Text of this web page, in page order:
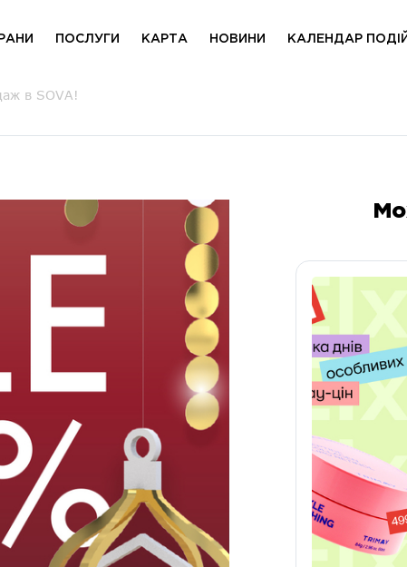
ПОСЛУГИ КАРТА НОВИНИ КАЛЕНДАР ПОДІЙ
в SOVA!